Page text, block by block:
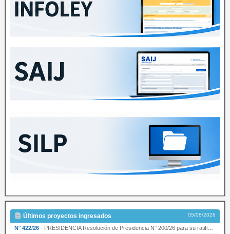
Últimos proyectos ingresados 05/08/2026
N° 422/26 · PRESIDENCIA Resolución de Presidencia N° 200/26 para su ratificación.